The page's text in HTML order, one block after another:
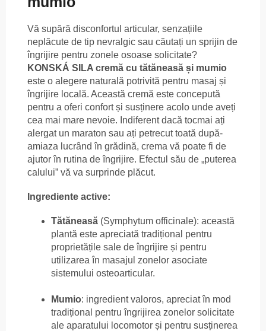
Vă supără disconfortul articular, senzațiile
neplăcute de tip nevralgic sau căutați un sprijin de
îngrijire pentru zonele osoase solicitate?
KONSKÁ SILA cremă cu tătăneasă și mumio
este o alegere naturală potrivită pentru masaj și
îngrijire locală. Această cremă este concepută
pentru a oferi confort și susținere acolo unde aveți
cea mai mare nevoie. Indiferent dacă tocmai ați
alergat un maraton sau ați petrecut toată după-
amiaza lucrând în grădină, crema vă poate fi de
ajutor în rutina de îngrijire. Efectul său de „puterea
calului” vă va surprinde plăcut.
Ingrediente active:
Tătăneasă (Symphytum officinale): această
plantă este apreciată tradițional pentru
proprietățile sale de îngrijire și pentru
utilizarea în masajul zonelor asociate
sistemului osteoarticular.
Mumio: ingredient valoros, apreciat în mod
tradițional pentru îngrijirea zonelor solicitate
ale aparatului locomotor și pentru susținerea